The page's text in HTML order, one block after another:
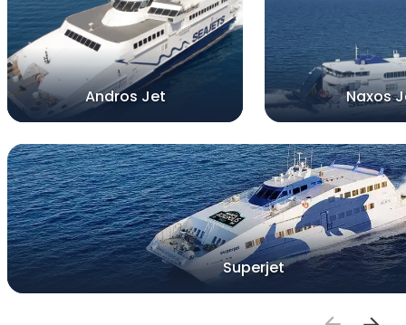
Andros Jet Naxos
Superjet